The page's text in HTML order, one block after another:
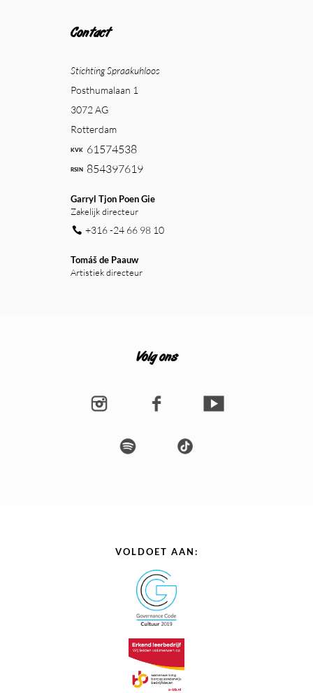
Contact
Stichting Spraakuhloos
Posthumalaan 1
3072 AG
Rotterdam
61574538
854397619
Garryl Tjon Poen Gie
Zakelijk directeur
+316 -24 66 98 10
Tomáš de Paauw
Artistiek directeur
Volg ons
VOLDOET AAN: